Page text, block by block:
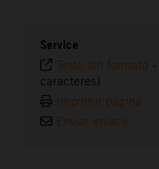
Service
Texto sin formato -
caracteres)
Imprimir página
Enviar enlace